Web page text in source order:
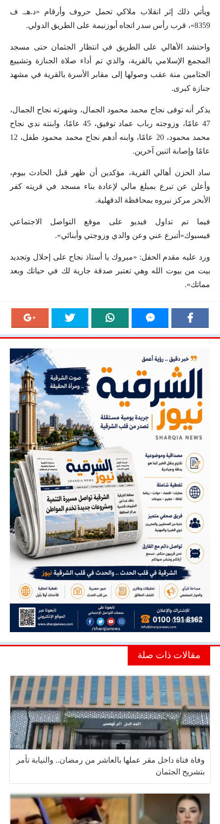
ويأتي ذلك إثر انقلاب ملاكي تحمل حروف وأرقام «د.هـ. ‏ف
8359»، قرب رأس سدر اتجاه أبوزنيمة على الطريق الدولي.
واحتشد الأهالي على الطريق في انتظار الجثمان حتى مسجد
المجمع الإسلامي بالقرية، والذي تم أداء صلاة الجنازة وتشييع
الجثامين منة عقب وصولها إلى مقابر الأسرة بالقرية في مشهد
جنازة كبرى.
يذكر أنه توفى نجاح محمد محمود الجمال، وشهرته نجاح الجمال،
47 عامًا، وزوجته ‏رباب عماد توفيق، 45 عامًا، وابنته ندي نجاح
محمد محمود، 20 عامًا، وابنه أدهم نجاح محمد محمود ‏طفل، 12
عامًا وإصابة اثنين آخرين.
ساد الحزن أهالي القرية، مؤكدين أن ظهر قبل الحادث بيوم،
وأعلن عن تبرع بمبلغ مالي لإعادة بناء مسجد في قريته كفر
الأبحر مركز نبروه ‏بمحافظة الدقهلية.
فيما تم تداول فيديو على موقع التواصل الاجتماعي
فيسبوك«أتبرع عني وعن والدي وزوجتي وأبنائي».
ورد عليه مقدم ‏الحفل: «مبروك يا أستاذ نجاح على إحلال وتجديد
بيت من بيوت الله وهي تعتبر صدقة جارية لك في ‏حياتك وبعد
مماتك».
مقالات ذات صلة
وفاة فتاة داخل مقر عملها بالعاشر من رمضان.. والنيابة تأمر
بتشريح الجثمان